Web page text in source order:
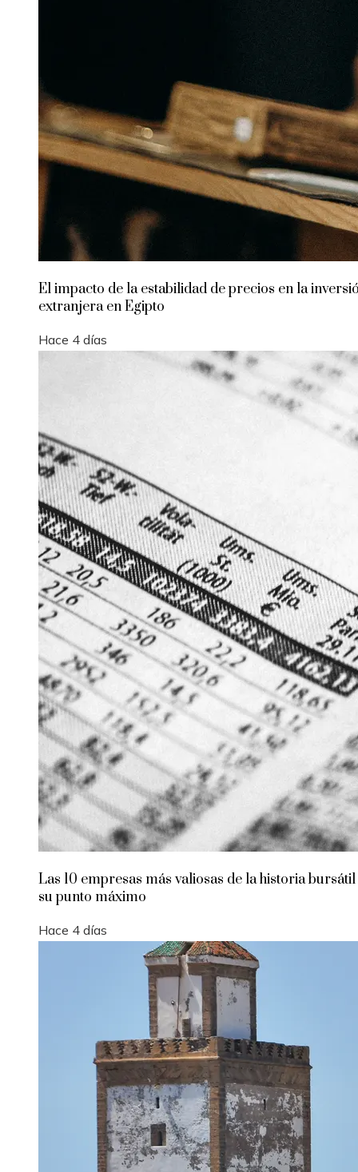
El impacto de la estabilidad de precios en la
extranjera en Egipto
Hace 4 días
Las 10 empresas más valiosas de la historia
su punto máximo
Hace 4 días